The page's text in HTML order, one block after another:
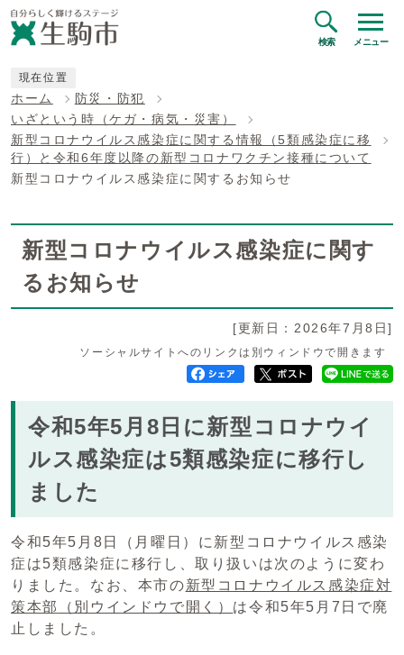
検索 メニュー
現在位置
ホーム
防災・防犯
いざという時（ケガ・病気・災害）
新型コロナウイルス感染症に関する情報（5類感染症に移
行）と令和6年度以降の新型コロナワクチン接種について
新型コロナウイルス感染症に関するお知らせ
新型コロナウイルス感染症に関す
るお知らせ
[更新日：2026年7月8日]
ソーシャルサイトへのリンクは別ウィンドウで開きます
令和5年5月8日に新型コロナウイ
ルス感染症は5類感染症に移行し
ました
令和5年5月8日（月曜日）に新型コロナウイルス感染
症は5類感染症に移行し、取り扱いは次のように変わ
りました。なお、本市の新型コロナウイルス感染症対
策本部
（別ウインドウで開く） は令和5年5月7日で廃
止しました。